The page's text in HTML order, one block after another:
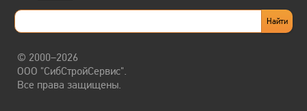
© 2000–2026
ООО "СибСтройСервис".
Все права защищены.